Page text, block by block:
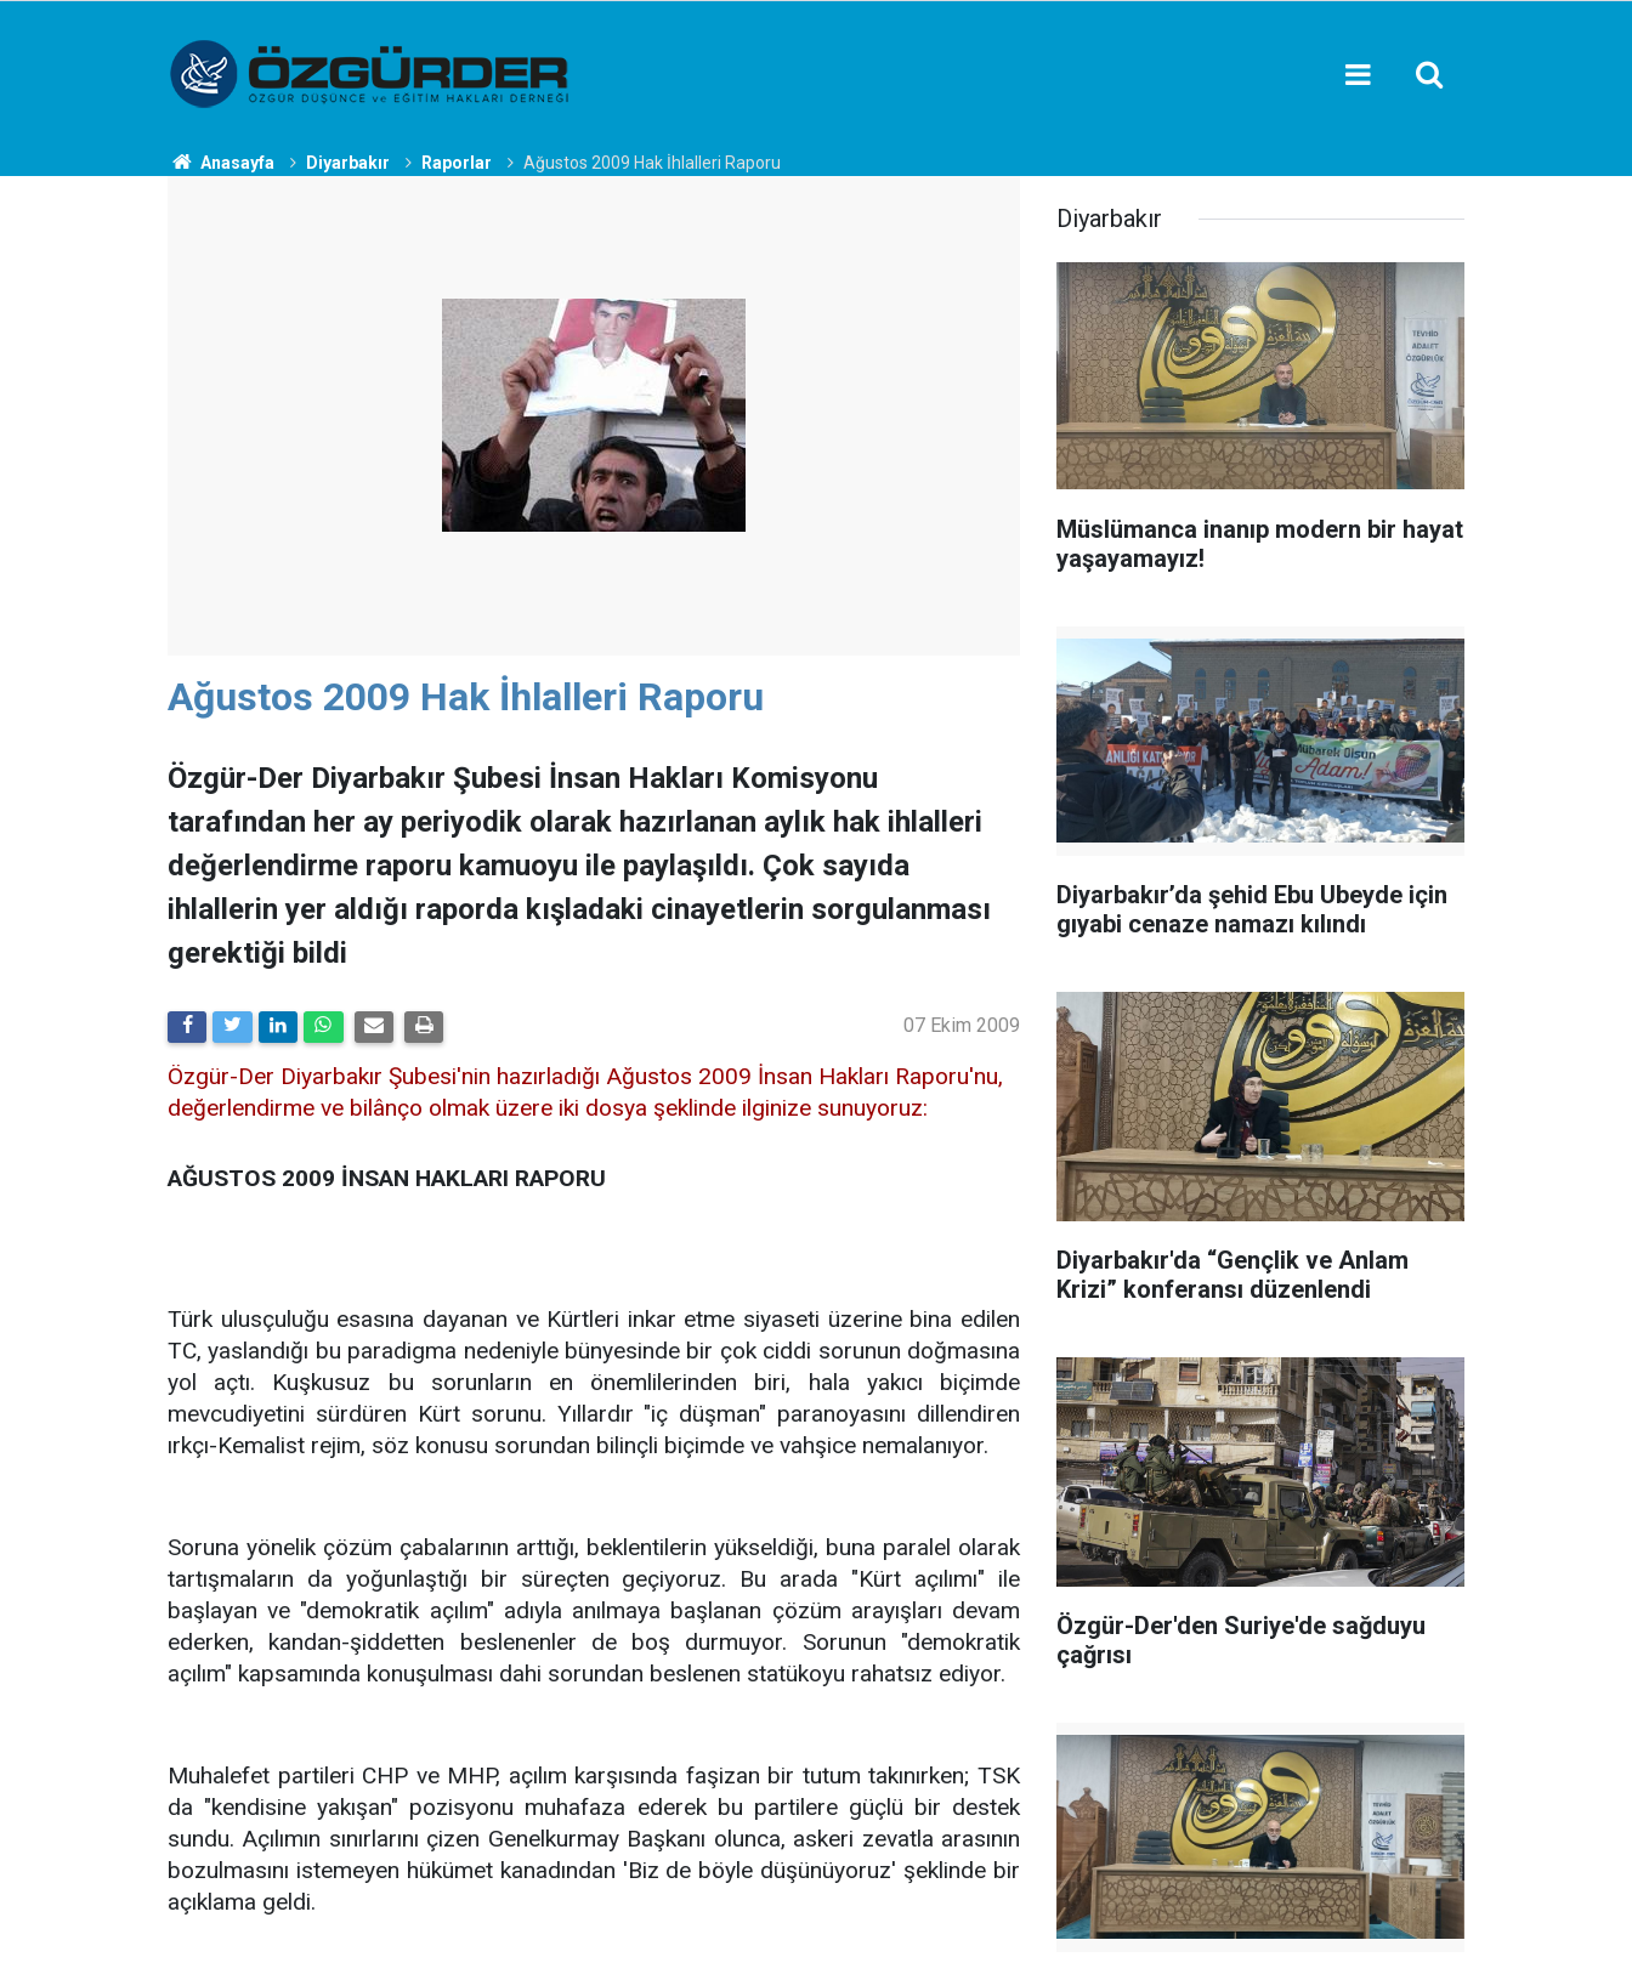
Anasayfa Diyarbakır Raporlar Ağustos 2009 Hak İhlalleri Raporu
Ağustos 2009 Hak İhlalleri Raporu
Özgür-Der Diyarbakır Şubesi İnsan Hakları Komisyonu
tarafından her ay periyodik olarak hazırlanan aylık hak ihlalleri
değerlendirme raporu kamuoyu ile paylaşıldı. Çok sayıda
ihlallerin yer aldığı raporda kışladaki cinayetlerin sorgulanması
gerektiği bildi
07 Ekim 2009
Özgür-Der Diyarbakır Şubesi'nin hazırladığı Ağustos 2009 İnsan Hakları Raporu'nu,
değerlendirme ve bilânço olmak üzere iki dosya şeklinde ilginize sunuyoruz:
AĞUSTOS 2009 İNSAN HAKLARI RAPORU
Türk ulusçuluğu esasına dayanan ve Kürtleri inkar etme siyaseti üzerine bina edilen
TC, yaslandığı bu paradigma nedeniyle bünyesinde bir çok ciddi sorunun doğmasına
yol açtı. Kuşkusuz bu sorunların en önemlilerinden biri, hala yakıcı biçimde
mevcudiyetini sürdüren Kürt sorunu. Yıllardır "iç düşman" paranoyasını dillendiren
ırkçı-Kemalist rejim, söz konusu sorundan bilinçli biçimde ve vahşice nemalanıyor.
Soruna yönelik çözüm çabalarının arttığı, beklentilerin yükseldiği, buna paralel olarak
tartışmaların da yoğunlaştığı bir süreçten geçiyoruz. Bu arada "Kürt açılımı" ile
başlayan ve "demokratik açılım" adıyla anılmaya başlanan çözüm arayışları devam
ederken, kandan-şiddetten beslenenler de boş durmuyor. Sorunun "demokratik
açılım" kapsamında konuşulması dahi sorundan beslenen statükoyu rahatsız ediyor.
Muhalefet partileri CHP ve MHP, açılım karşısında faşizan bir tutum takınırken; TSK
da "kendisine yakışan" pozisyonu muhafaza ederek bu partilere güçlü bir destek
sundu. Açılımın sınırlarını çizen Genelkurmay Başkanı olunca, askeri zevatla arasının
bozulmasını istemeyen hükümet kanadından 'Biz de böyle düşünüyoruz' şeklinde bir
açıklama geldi.
Diyarbakır
Müslümanca inanıp modern bir hayat
yaşayamayız!
Diyarbakır’da şehid Ebu Ubeyde için
gıyabi cenaze namazı kılındı
Diyarbakır'da “Gençlik ve Anlam
Krizi” konferansı düzenlendi
Özgür-Der'den Suriye'de sağduyu
çağrısı